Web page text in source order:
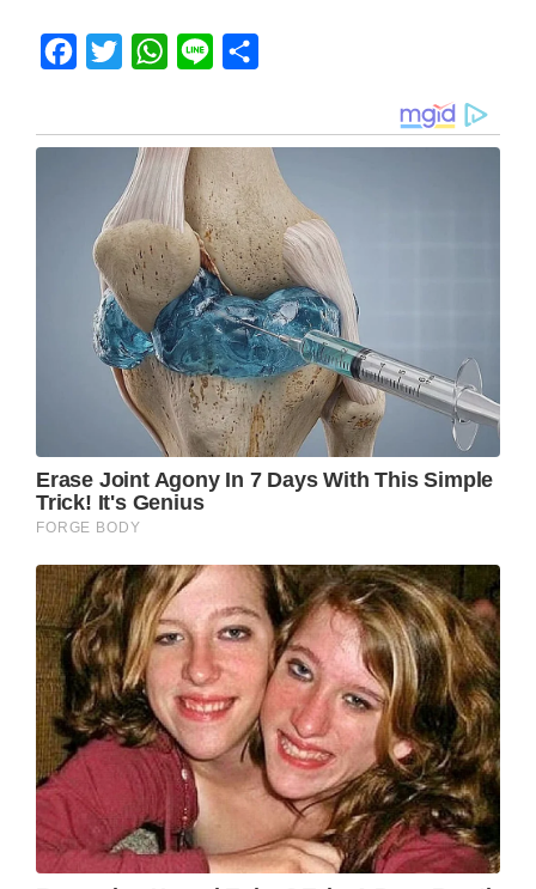
Facebook
Twitter WhatsApp
Line